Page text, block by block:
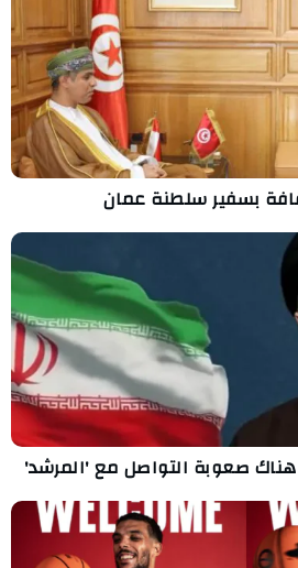
بسفير سلطنة عمان
هناك صعوبة التواصل مع 'المرشد'